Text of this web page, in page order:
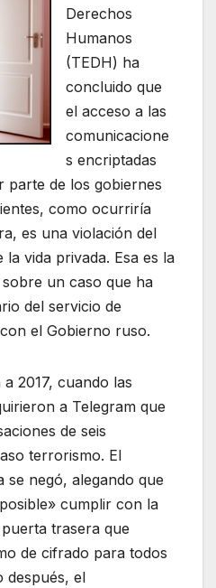
Derechos
Humanos
(TEDH) ha
concluido que
el acceso a las
comunicacione
s encriptadas
parte de los gobiernes
como ocurriría
es una violación del
vida privada. Esa es la
un caso que ha
del servicio de
el Gobierno ruso.
2017, cuando las
a Telegram que
de seis
terrorismo. El
se negó, alegando que
cumplir con la
trasera que
de cifrado para todos
después, el